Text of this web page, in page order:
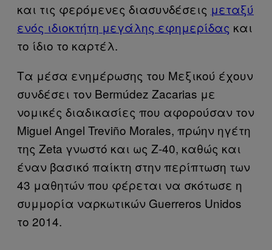
και τις φερόμενες διασυνδέσεις μεταξύ
ενός ιδιοκτήτη μεγάλης εφημερίδας και
το ίδιο το καρτέλ.
Τα μέσα ενημέρωσης του Μεξικού έχουν
συνδέσει τον Bermúdez Zacarias με
νομικές διαδικασίες που αφορούσαν τον
Miguel Angel Treviño Morales, πρώην ηγέτη
της Zeta γνωστό και ως Ζ-40, καθώς και
έναν βασικό παίκτη στην περίπτωση των
43 μαθητών που φέρεται να σκότωσε η
συμμορία ναρκωτικών Guerreros Unidos
το 2014.